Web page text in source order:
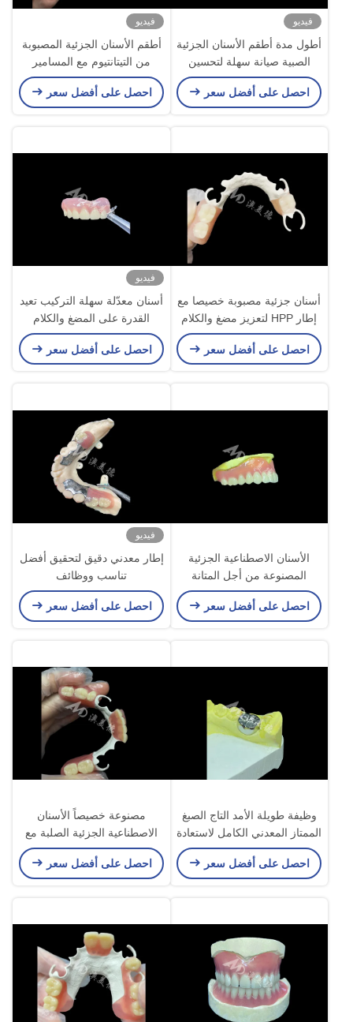
فيديو
أطول مدة أطقم الأسنان الجزئية
الصبية صيانة سهلة لتحسين
المضغ والابتسامة المثالية
احصل على أفضل سعر
فيديو
أطقم الأسنان الجزئية المصبوبة
من التيتانتيوم مع المسامير
احصل على أفضل سعر
أسنان جزئية مصبوبة خصيصا مع
إطار HPP لتعزيز مضغ والكلام
احصل على أفضل سعر
فيديو
أسنان معدّلة سهلة التركيب تعيد
القدرة على المضغ والكلام
احصل على أفضل سعر
الأسنان الاصطناعية الجزئية
المصنوعة من أجل المتانة
الراحة والجمالية وتستمر لفترة
أطول
احصل على أفضل سعر
فيديو
إطار معدني دقيق لتحقيق أفضل
تناسب ووظائف
احصل على أفضل سعر
وظيفة طويلة الأمد التاج الصبغ
الممتاز المعدني الكامل لاستعادة
الأسنان المتقدمة
احصل على أفضل سعر
مصنوعة خصيصاً الأسنان
الاصطناعية الجزئية الصلبة مع
إطار HPP لاستعادة ابتسامتك
احصل على أفضل سعر